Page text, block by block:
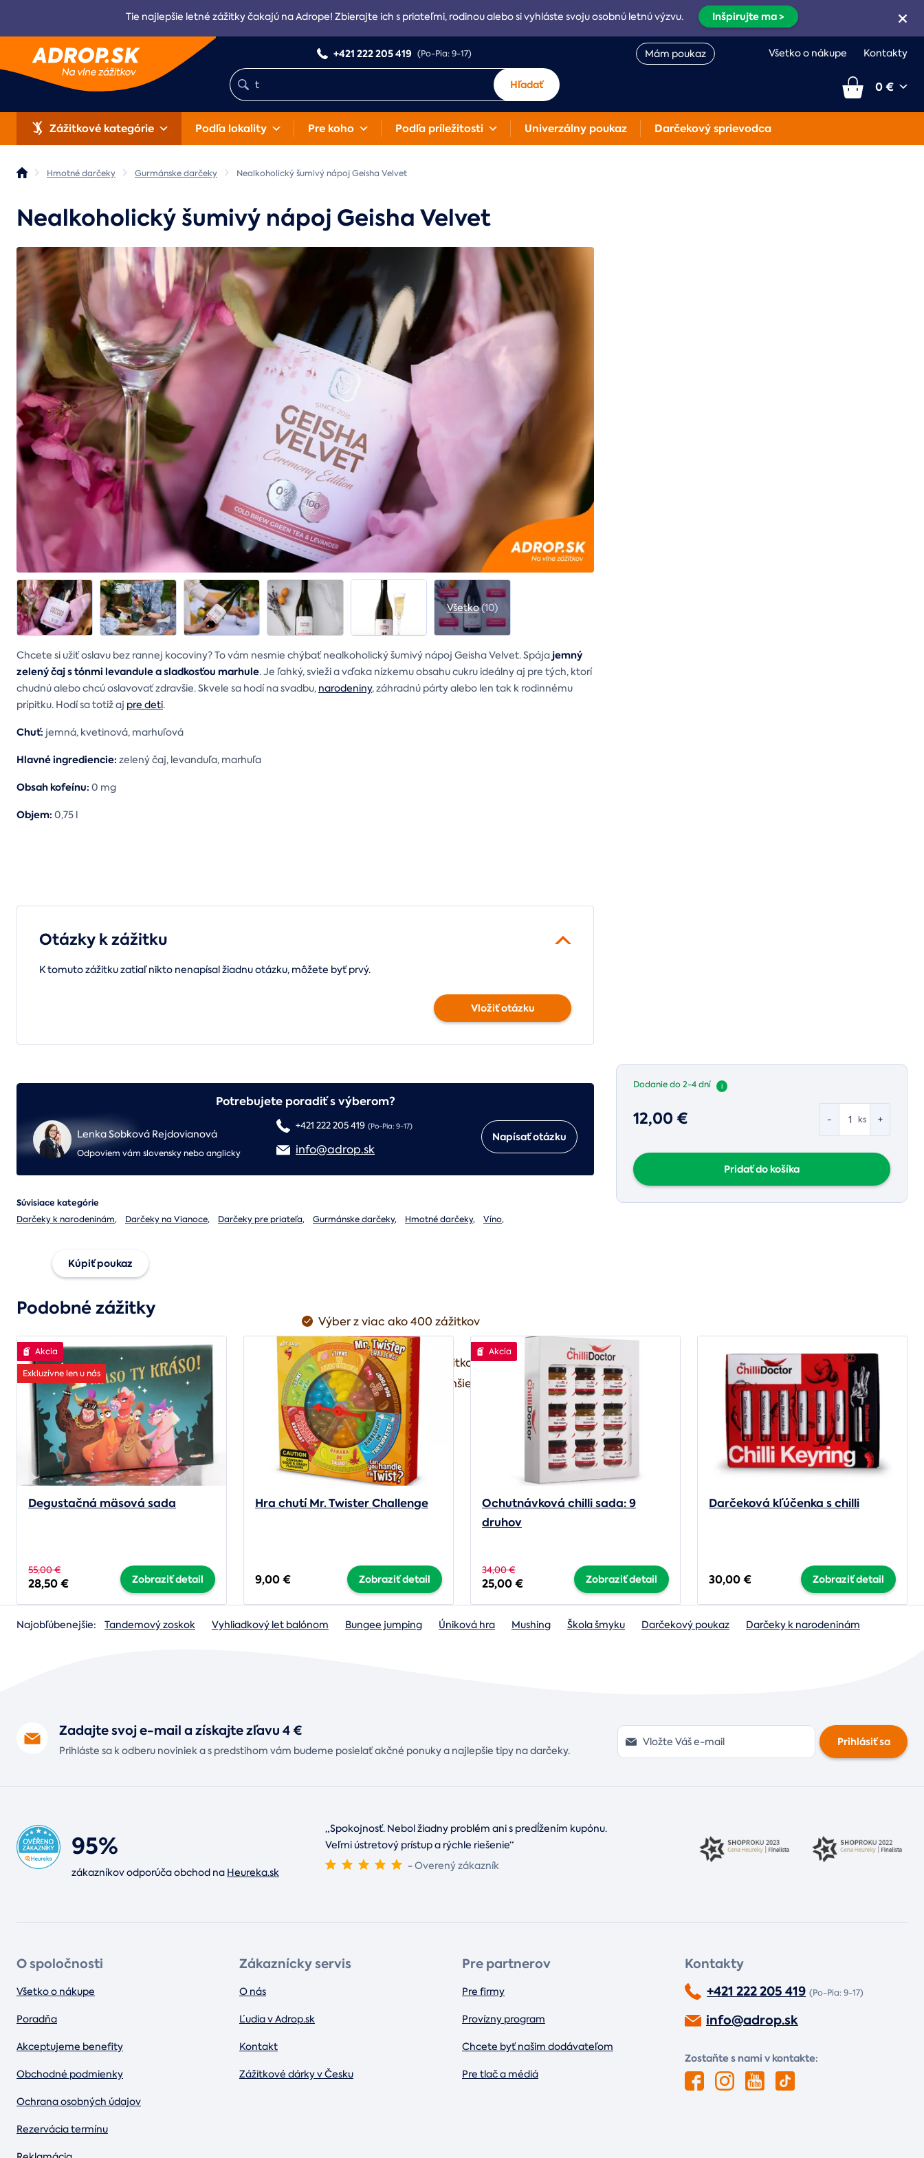
Tie najlepšie letné zážitky čakajú na Adrope! Zbierajte ich s priateľmi, rodinou alebo si vyhláste svoju osobnú letnú výzvu. Inšpirujte ma >
+421 222 205 419 (Po-Pia: 9-17) Mám poukaz Všetko o nákupe Kontakty
Hľadať 0 €
Zážitkové kategórie Podľa lokality Pre koho Podľa príležitosti Univerzálny poukaz Darčekový sprievodca
Hmotné darčeky Gurmánske darčeky Nealkoholický šumivý nápoj Geisha Velvet
Nealkoholický šumivý nápoj Geisha Velvet
Všetko(10)
Dodanie do 2-4 dní i
- +
ks
12,00 €
Pridať do košíka
Chcete si užiť oslavu bez rannej kocoviny? To vám nesmie chýbať nealkoholický šumivý nápoj Geisha Velvet. Spája jemný
zelený čaj s tónmi levandule a sladkosťou marhule. Je ľahký, svieži a vďaka nízkemu obsahu cukru ideálny aj pre tých, ktorí
chudnú alebo chcú oslavovať zdravšie. Skvele sa hodí na svadbu, narodeniny, záhradnú párty alebo len tak k rodinnému
prípitku. Hodí sa totiž aj pre deti.
Chuť: jemná, kvetinová, marhuľová
Hlavné ingrediencie: zelený čaj, levanduľa, marhuľa
Obsah kofeínu: 0 mg
Objem: 0,75 l
Otázky k zážitku
K tomuto zážitku zatiaľ nikto nenapísal žiadnu otázku, môžete byť prvý.
Vložiť otázku
Potrebujete poradiť s výberom?
Lenka Sobková Rejdovianová
Odpoviem vám slovensky nebo anglicky
+421 222 205 419 (Po-Pia: 9-17)
info@adrop.sk
Napísať otázku
Súvisiace kategórie
Darčeky k narodeninám, Darčeky na Vianoce, Darčeky pre priateľa, Gurmánske darčeky, Hmotné darčeky, Víno,
poukaz
Výber z viac ako 400 zážitkov
Poukaz ihneď do emailu
Možnosť čerpať viac zážitkov
Možnosť doplatenia drahšieho zážitku
Kúpiť poukaz
Podobné zážitky
Akcia
Exkluzívne len u nás
Degustačná mäsová sada
55,00 €
28,50 € Zobraziť detail
Hra chutí Mr. Twister Challenge
9,00 € Zobraziť detail
Akcia
Ochutnávková chilli sada: 9
druhov
34,00 €
25,00 € Zobraziť detail
Darčeková kľúčenka s chilli
30,00 € Zobraziť detail
Najobľúbenejšie: Tandemový zoskok Vyhliadkový let balónom Bungee jumping Úniková hra Mushing Škola šmyku Darčekový poukaz Darčeky k narodeninám
Zadajte svoj e-mail a získajte zľavu 4 €
Prihláste sa k odberu noviniek a s predstihom vám budeme posielať akčné ponuky a najlepšie tipy na darčeky.
Prihlásiť sa
95%
zákazníkov odporúča obchod na Heureka.sk
„Spokojnosť. Nebol žiadny problém ani s predĺžením kupónu.
Veľmi ústretový prístup a rýchle riešenie“
- Overený zákazník
O spoločnosti
Všetko o nákupe
Poradňa
Akceptujeme benefity
Obchodné podmienky
Ochrana osobných údajov
Rezervácia termínu
Zákaznícky servis
O nás
Ľudia v Adrop.sk
Kontakt
Zážitkové dárky v Česku
Pre partnerov
Pre firmy
Provízny program
Chcete byť našim dodávateľom
Pre tlač a médiá
Kontakty
+421 222 205 419 (Po-Pia: 9-17)
info@adrop.sk
Zostaňte s nami v kontakte: